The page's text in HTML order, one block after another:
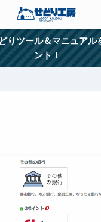
りツール＆マニュアル
ント！